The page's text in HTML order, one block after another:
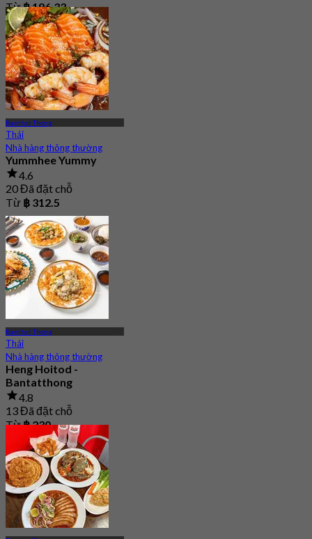
Từ฿ 186.33
Banthat Thong
Thái
Nhà hàng thông thường
Yummhee Yummy
4.6
20 Đã đặt chỗ
Từ ฿ 312.5
Banthat Thong
Thái
Nhà hàng thông thường
Heng Hoitod -
Bantatthong
4.8
13 Đã đặt chỗ
Từ฿ 230